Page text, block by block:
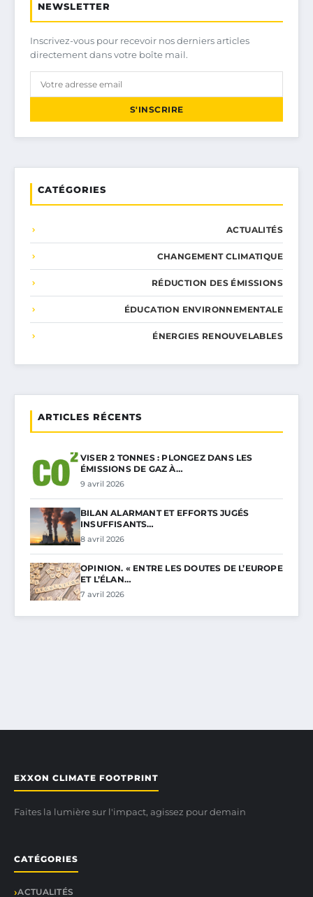
NEWSLETTER
Inscrivez-vous pour recevoir nos derniers articles
directement dans votre boîte mail.
S'INSCRIRE
CATÉGORIES
ACTUALITÉS
CHANGEMENT CLIMATIQUE
RÉDUCTION DES ÉMISSIONS
ÉDUCATION ENVIRONNEMENTALE
ÉNERGIES RENOUVELABLES
ARTICLES RÉCENTS
VISER 2 TONNES : PLONGEZ DANS LES
ÉMISSIONS DE GAZ À…
9 avril 2026
BILAN ALARMANT ET EFFORTS JUGÉS
INSUFFISANTS…
8 avril 2026
OPINION. « ENTRE LES DOUTES DE L’EUROPE
ET L’ÉLAN…
7 avril 2026
EXXON CLIMATE FOOTPRINT
Faites la lumière sur l'impact, agissez pour demain
CATÉGORIES
ACTUALITÉS